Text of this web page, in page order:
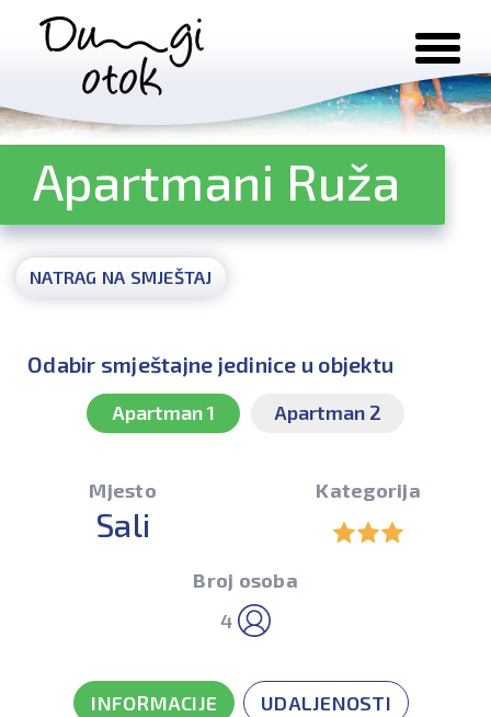
Preskoči na sadržaj
Apartmani Ruža
NATRAG NA SMJEŠTAJ
Odabir smještajne jedinice u objektu
Apartman 1 Apartman 2
Mjesto
Sali
Kategorija
Broj osoba
4
INFORMACIJE UDALJENOSTI